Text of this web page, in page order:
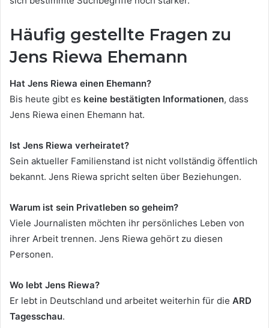
Häufig gestellte Fragen zu
Jens Riewa Ehemann
Hat Jens Riewa einen Ehemann?
Bis heute gibt es keine bestätigten Informationen, dass
Jens Riewa einen Ehemann hat.
Ist Jens Riewa verheiratet?
Sein aktueller Familienstand ist nicht vollständig öffentlich
bekannt. Jens Riewa spricht selten über Beziehungen.
Warum ist sein Privatleben so geheim?
Viele Journalisten möchten ihr persönliches Leben von
ihrer Arbeit trennen. Jens Riewa gehört zu diesen
Personen.
Wo lebt Jens Riewa?
Er lebt in Deutschland und arbeitet weiterhin für die ARD
Tagesschau.